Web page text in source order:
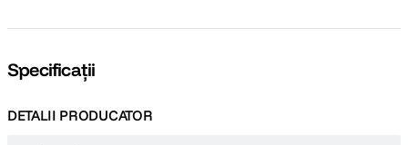
Specificații
DETALII PRODUCATOR